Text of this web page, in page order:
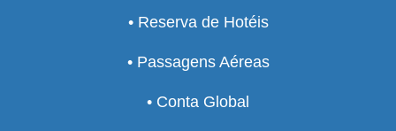
• Reserva de Hotéis
• Passagens Aéreas
• Conta Global